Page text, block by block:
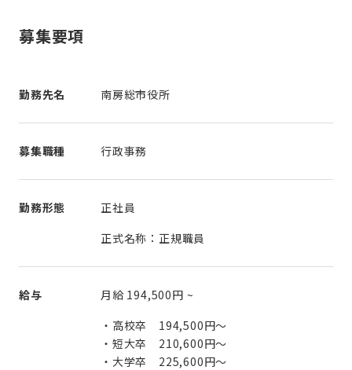
募集要項
勤務先名 南房総市役所
募集職種 行政事務
勤務形態
正社員
正式名称：正規職員
給与 月給 194,500円 ~
・高校卒 194,500円～
・短大卒 210,600円～
・大学卒 225,600円～